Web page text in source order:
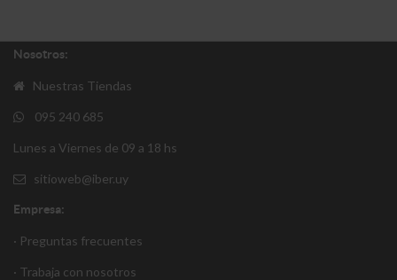
Nosotros:
Nuestras Tiendas
095 240 685
Lunes a Viernes de 09 a 18 hs
sitioweb@iber.uy
Empresa:
· Preguntas frecuentes
· Trabaja con nosotros